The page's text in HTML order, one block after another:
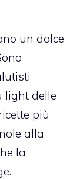
un dolce
light delle
più
alla
la